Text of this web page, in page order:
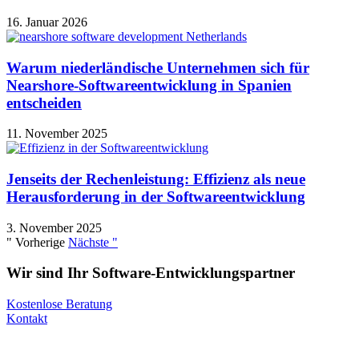
16. Januar 2026
Warum niederländische Unternehmen sich für
Nearshore-Softwareentwicklung in Spanien
entscheiden
11. November 2025
Jenseits der Rechenleistung: Effizienz als neue
Herausforderung in der Softwareentwicklung
3. November 2025
" Vorherige Nächste "
Wir sind Ihr Software-Entwicklungspartner
Kostenlose Beratung
Kontakt